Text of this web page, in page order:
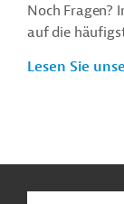
Noch Fragen?
auf die
Lesen Sie